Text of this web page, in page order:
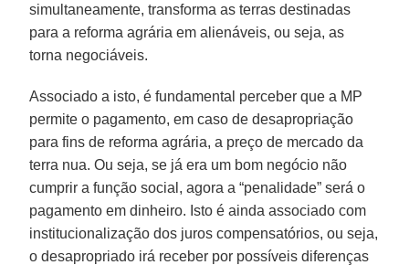
simultaneamente, transforma as terras destinadas
para a reforma agrária em alienáveis, ou seja, as
torna negociáveis.
Associado a isto, é fundamental perceber que a MP
permite o pagamento, em caso de desapropriação
para fins de reforma agrária, a preço de mercado da
terra nua. Ou seja, se já era um bom negócio não
cumprir a função social, agora a “penalidade” será o
pagamento em dinheiro. Isto é ainda associado com
institucionalização dos juros compensatórios, ou seja,
o desapropriado irá receber por possíveis diferenças